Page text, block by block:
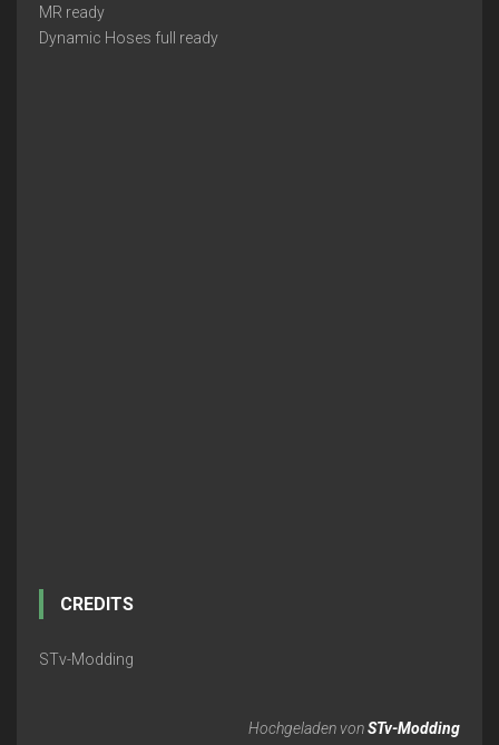
MR ready
Dynamic Hoses full ready
CREDITS
STv-Modding
Hochgeladen vonSTv-Modding